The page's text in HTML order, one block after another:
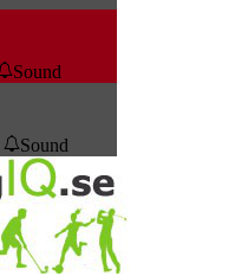
Sound
Sound